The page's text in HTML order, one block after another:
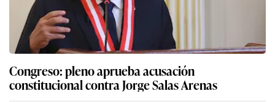
Congreso: pleno aprueba acusación
constitucional contra Jorge Salas Arenas